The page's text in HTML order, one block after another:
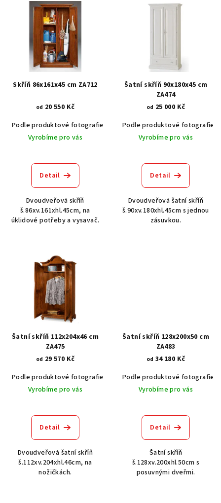
Skříň 86x161x45 cm ZA712
od 20 550 Kč
Podle produktové fotografie
Akát vintage BT1551
Dub světlý
Vyrobíme pro vás
Detail
Dvoudveřová skříň
š.86xv.161xhl.45cm, na
úklidové potřeby a vysavač.
Šatní skříň 90x180x45 cm
ZA474
od 25 000 Kč
Podle produktové fotografie
Vyrobíme pro vás
hodnocení
produktu
z
5
hvězdiček.
Detail
Dvoudveřová šatní skříň
š.90xv.180xhl.45cm s jednou
zásuvkou.
Šatní skříň 112x204x46 cm
ZA475
od 29 570 Kč
Podle produktové fotografie
Akát vintage BT1551
Dub světlý
Vyrobíme pro vás
Detail
Dvoudveřová šatní skříň
š.112xv.204xhl.46cm, na
nožičkách.
Šatní skříň 128x200x50 cm
ZA483
od 34 180 Kč
Podle produktové fotografie
Vyrobíme pro vás
Detail
Šatní skříň
š.128xv.200xhl.50cm s
posuvnými dveřmi.